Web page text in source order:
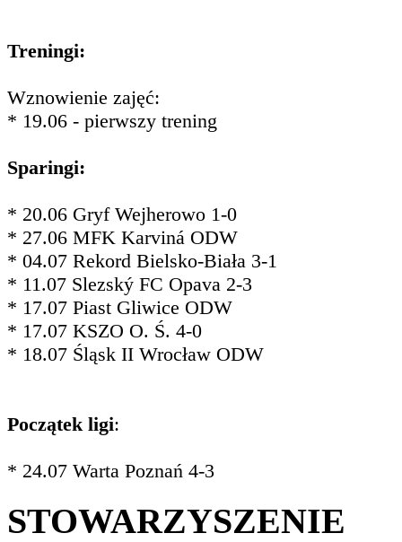
Treningi:
Wznowienie zajęć:
* 19.06 - pierwszy trening
Sparingi:
* 20.06 Gryf Wejherowo 1-0
* 27.06 MFK Karviná ODW
* 04.07 Rekord Bielsko-Biała 3-1
* 11.07 Slezský FC Opava 2-3
* 17.07 Piast Gliwice ODW
* 17.07 KSZO O. Ś. 4-0
* 18.07 Śląsk II Wrocław ODW
Początek ligi:
* 24.07 Warta Poznań 4-3
STOWARZYSZENIE